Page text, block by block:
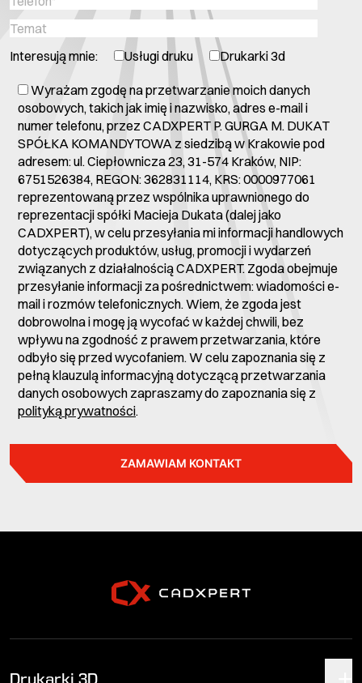
Interesują mnie: Usługi druku Drukarki 3d
Wyrażam zgodę na przetwarzanie moich danych
osobowych, takich jak imię i nazwisko, adres e-mail i
numer telefonu, przez CADXPERT P. GURGA M. DUKAT
SPÓŁKA KOMANDYTOWA z siedzibą w Krakowie pod
adresem: ul. Ciepłownicza 23, 31-574 Kraków, NIP:
6751526384, REGON: 362831114, KRS: 0000977061
reprezentowaną przez wspólnika uprawnionego do
reprezentacji spółki Macieja Dukata (dalej jako
CADXPERT), w celu przesyłania mi informacji handlowych
dotyczących produktów, usług, promocji i wydarzeń
związanych z działalnością CADXPERT. Zgoda obejmuje
przesyłanie informacji za pośrednictwem: wiadomości e-
mail i rozmów telefonicznych. Wiem, że zgoda jest
dobrowolna i mogę ją wycofać w każdej chwili, bez
wpływu na zgodność z prawem przetwarzania, które
odbyło się przed wycofaniem. W celu zapoznania się z
pełną klauzulą informacyjną dotyczącą przetwarzania
danych osobowych zapraszamy do zapoznania się z
polityką prywatności.
ZAMAWIAM KONTAKT
Drukarki 3D